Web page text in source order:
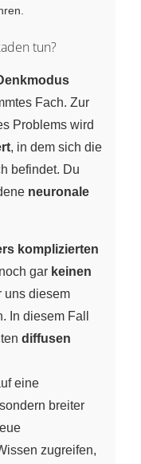
tun?
Fach. Zur
Problems wird
, in dem sich die
befindet. Du
neuronale
komplizierten
gar keinen
uns diesem
In diesem Fall
diffusen
eine
breiter
zugreifen,